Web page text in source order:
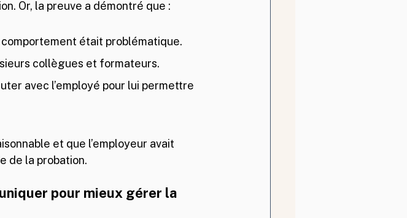
Or, la preuve a démontré que :
comportement était problématique.
collègues et formateurs.
avec l’employé pour lui permettre
et que l’employeur avait
de la probation.
pour mieux gérer la